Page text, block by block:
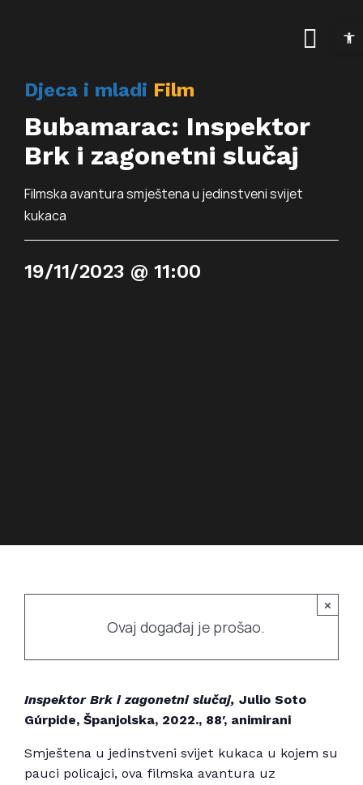
Kalendar događanja
Traži...
Djeca i mladi Film
Bubamarac: Inspektor
Brk i zagonetni slučaj
Filmska avantura smještena u jedinstveni svijet
kukaca
19/11/2023 @ 11:00
×
Ovaj događaj je prošao.
Inspektor Brk i zagonetni slučaj, Julio Soto
Gúrpide, Španjolska, 2022., 88′, animirani
Smještena u jedinstveni svijet kukaca u kojem su
pauci policajci, ova filmska avantura uz
Open